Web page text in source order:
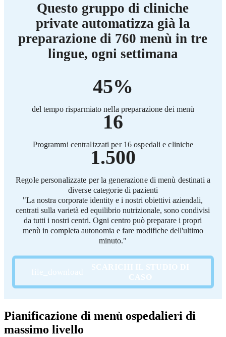
Questo gruppo di cliniche
private automatizza già la
preparazione di 760 menù in tre
lingue, ogni settimana
45%
del tempo risparmiato nella preparazione dei menù
16
Programmi centralizzati per 16 ospedali e cliniche
1.500
Regole personalizzate per la generazione di menù destinati a
diverse categorie di pazienti
"La nostra corporate identity e i nostri obiettivi aziendali,
centrati sulla varietà ed equilibrio nutrizionale, sono condivisi
da tutti i nostri centri. Ogni centro può preparare i propri
menù in completa autonomia e fare modifiche dell'ultimo
minuto."
Pianificazione di menù ospedalieri di
massimo livello